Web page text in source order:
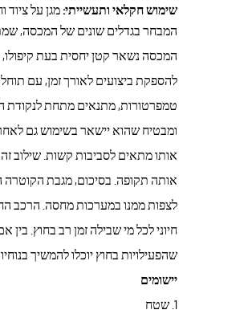
שימוש חקלאי ותעשייתי: מגן על ציוד
המכסה נשאר קטן יחסית בעת קיפולו,
להספקת ביצועים לאורך זמן, עם
ומבטיח שהוא יישאר בשימוש גם
אותו מתאים לסביבות קשות. שילוב
אותה תקופה. בסיכום, מגבת הקוטרה
לצפות ממנו במערכות מחסה. הרכב
חיוני לכל מי שבילה זמן רב בחוץ.
שהפעילויות בחוץ יוכלו להמשיך
יישומים
1. שטח